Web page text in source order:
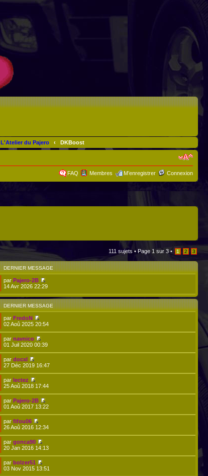
L'Atelier du Pajero ‹ DKBoost
FAQ Membres M’enregistrer Connexion
111 sujets • Page 1 sur 3 • 1 2 3
DERNIER MESSAGE
parPajero-2B
14 Avr 2026 22:29
DERNIER MESSAGE
parFredoN
02 Aoû 2025 20:54
parnavnico
01 Juil 2020 00:39
pardocxl
27 Déc 2019 16:47
parlectez
25 Aoû 2018 17:44
parPajero-2B
01 Aoû 2017 13:22
parfifou06
26 Aoû 2016 12:34
pargonca90
20 Jan 2016 14:13
parbolzer51
03 Nov 2015 13:51